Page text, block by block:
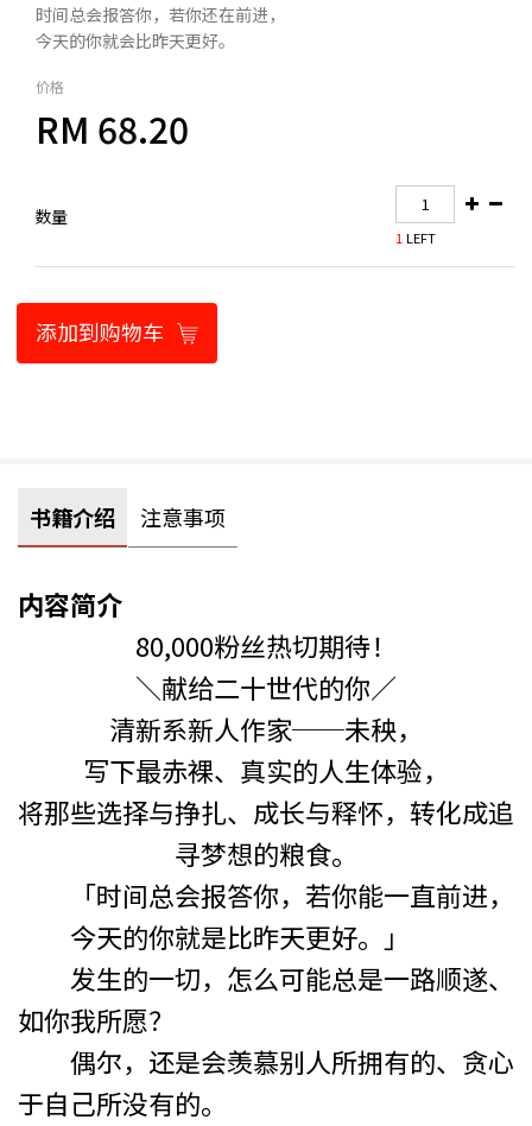
时间总会报答你，若你还在前进，
今天的你就会比昨天更好。
价格
RM 68.20
数量
1 LEFT
添加到购物车
书籍介绍 注意事项
内容简介
80,000粉丝热切期待！
＼献给二十世代的你／
清新系新人作家──未秧，
写下最赤裸、真实的人生体验，
将那些选择与挣扎、成长与释怀，转化成追
寻梦想的粮食。
「时间总会报答你，若你能一直前进，
今天的你就是比昨天更好。」
发生的一切，怎么可能总是一路顺遂、
如你我所愿？
偶尔，还是会羡慕别人所拥有的、贪心
于自己所没有的。